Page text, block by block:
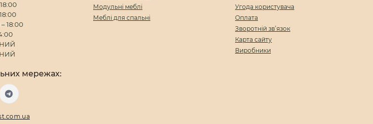
18:00
мережах:
Модульні меблі
Меблі для спальні
Угода користувача
Оплата
Зворотній зв’язок
Карта сайту
Виробники